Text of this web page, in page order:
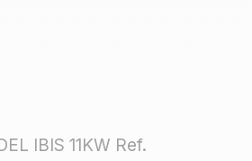
IBIS 11KW Ref.